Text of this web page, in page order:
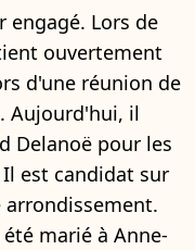
engagé. Lors de
ouvertement
d'une réunion de
Aujourd'hui, il
Delanoë pour les
est candidat sur
arrondissement.
marié à Anne-